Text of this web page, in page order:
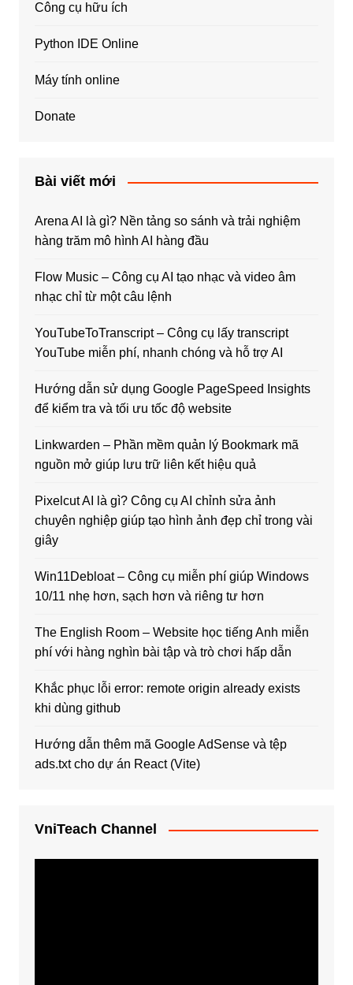
Công cụ hữu ích
Python IDE Online
Máy tính online
Donate
Bài viết mới
Arena AI là gì? Nền tảng so sánh và trải nghiệm
hàng trăm mô hình AI hàng đầu
Flow Music – Công cụ AI tạo nhạc và video âm
nhạc chỉ từ một câu lệnh
YouTubeToTranscript – Công cụ lấy transcript
YouTube miễn phí, nhanh chóng và hỗ trợ AI
Hướng dẫn sử dụng Google PageSpeed Insights
để kiểm tra và tối ưu tốc độ website
Linkwarden – Phần mềm quản lý Bookmark mã
nguồn mở giúp lưu trữ liên kết hiệu quả
Pixelcut AI là gì? Công cụ AI chỉnh sửa ảnh
chuyên nghiệp giúp tạo hình ảnh đẹp chỉ trong vài
giây
Win11Debloat – Công cụ miễn phí giúp Windows
10/11 nhẹ hơn, sạch hơn và riêng tư hơn
The English Room – Website học tiếng Anh miễn
phí với hàng nghìn bài tập và trò chơi hấp dẫn
Khắc phục lỗi error: remote origin already exists
khi dùng github
Hướng dẫn thêm mã Google AdSense và tệp
ads.txt cho dự án React (Vite)
VniTeach Channel